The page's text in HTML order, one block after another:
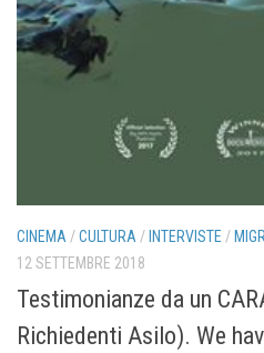
CINEMA /CULTURA / INTERVISTE /
12 SETTEMBRE 2018
Testimonianze da un
Richiedenti Asilo). We